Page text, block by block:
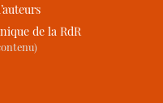
de la RdR